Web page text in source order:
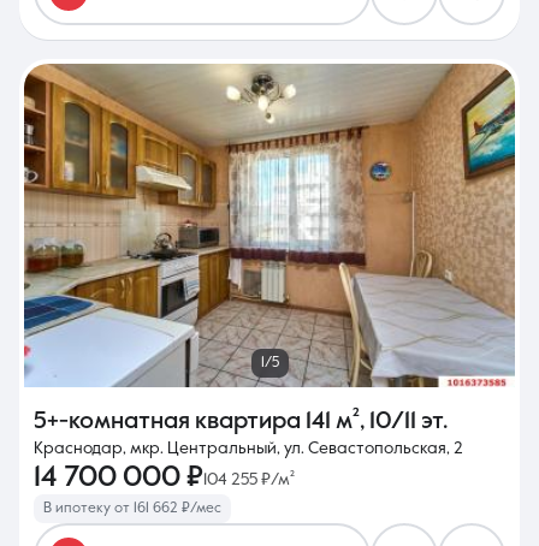
1/5
5+-комнатная квартира 141 м², 10/11 эт.
Краснодар, мкр. Центральный, ул. Севастопольская, 2
14 700 000 ₽ 104 255 ₽/м²
В ипотеку от 161 662 ₽/мес